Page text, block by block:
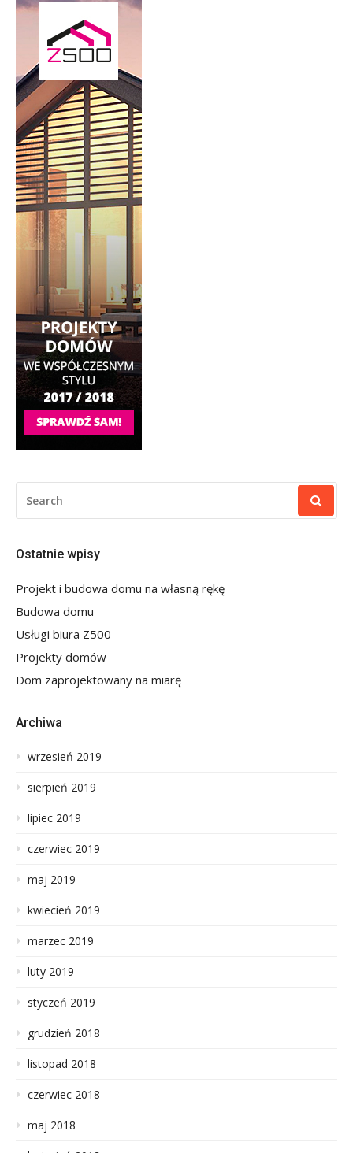
FOR:
Ostatnie wpisy
Projekt i budowa domu na własną rękę
Budowa domu
Usługi biura Z500
Projekty domów
Dom zaprojektowany na miarę
Archiwa
wrzesień 2019
sierpień 2019
lipiec 2019
czerwiec 2019
maj 2019
kwiecień 2019
marzec 2019
luty 2019
styczeń 2019
grudzień 2018
listopad 2018
czerwiec 2018
maj 2018